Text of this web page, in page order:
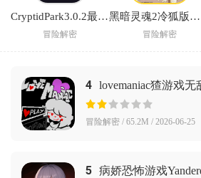
CryptidPark3.0.2最新版本
冒险解密
黑暗灵魂2冷狐版安卓汉化游戏
冒险解密
4 lovemaniac猹游戏无
冒险解密 / 65.2M / 2026-06-25
5 病娇恐怖游戏